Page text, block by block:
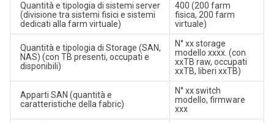
Quantità e tipologia di sistemi server
(divisione tra sistemi fisici e sistemi
dedicati alla farm virtuale)
400 (200 farm
fisica, 200 farm
virtuale)
Quantità e tipologia di Storage (SAN,
NAS) (con TB presenti, occupati e
disponibili)
N° xx storage
modello xxxx. (con
xxTB raw, occupati
xxTB, liberi xxTB)
Apparti SAN (quantità e
caratteristiche della fabric)
N° xx switch
modello, firmware
xxx